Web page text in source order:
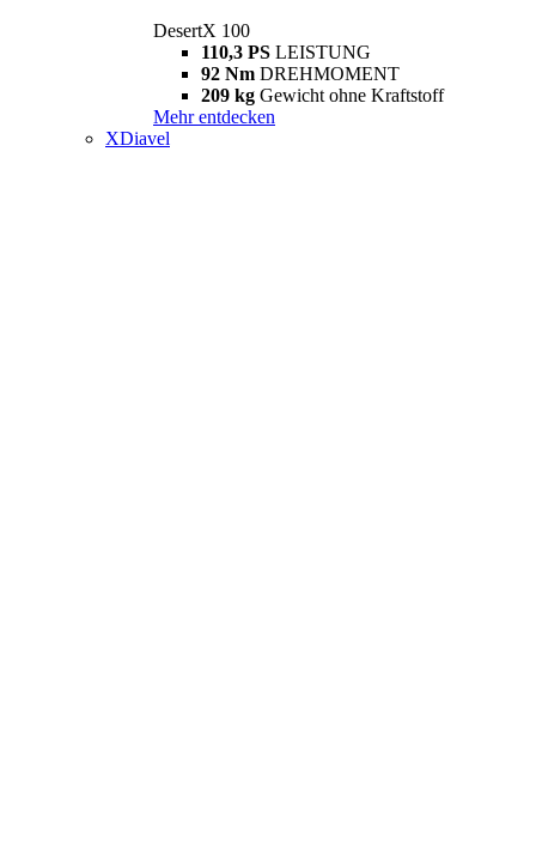
DesertX 100
110,3 PS LEISTUNG
92 Nm DREHMOMENT
209 kg Gewicht ohne Kraftstoff
Mehr entdecken
XDiavel